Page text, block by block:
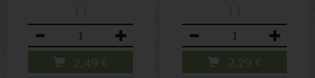
2,49 € 2,29 €